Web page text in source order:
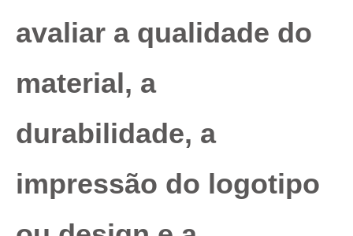
avaliar a qualidade do
material, a
durabilidade, a
impressão do logotipo